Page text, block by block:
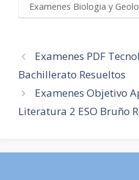
Examenes Biologia y
Navegación
de
Examenes PDF
Bachillerato Resueltos
Examenes Objetivo
Literatura 2 ESO Bruño